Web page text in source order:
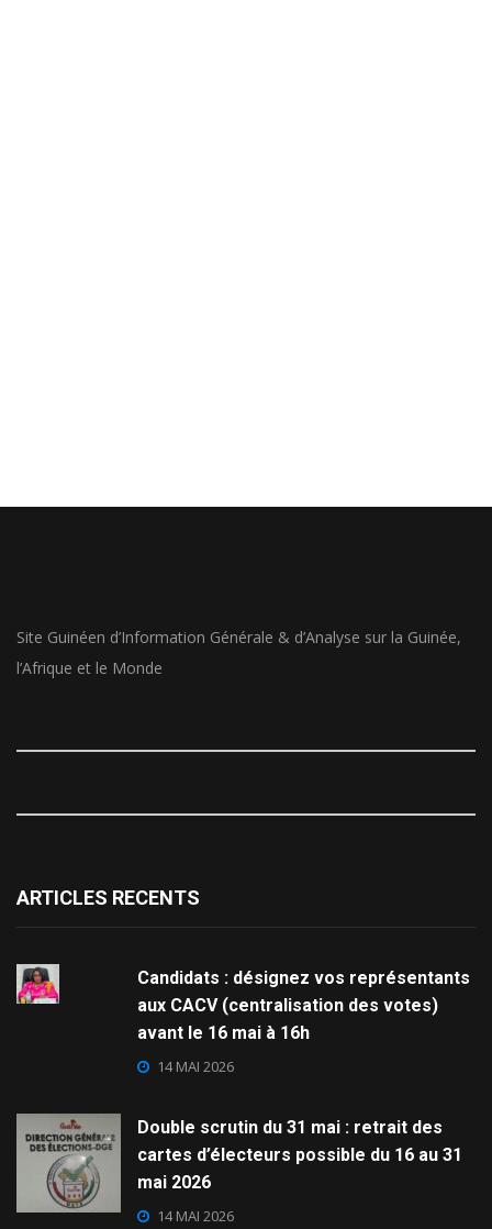
Site Guinéen d’Information Générale & d’Analyse sur la Guinée,
l’Afrique et le Monde
ARTICLES RECENTS
Candidats : désignez vos représentants
aux CACV (centralisation des votes)
avant le 16 mai à 16h
14 MAI 2026
Double scrutin du 31 mai : retrait des
cartes d’électeurs possible du 16 au 31
mai 2026
14 MAI 2026